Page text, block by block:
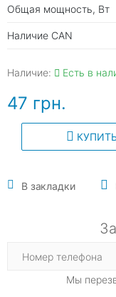
Общая мощность, Вт
Наличие CAN
Наличие: Есть в
47 грн.
В закладки
Мы